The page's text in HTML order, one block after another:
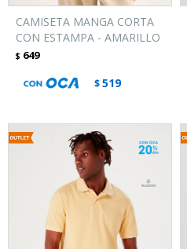
CAMISETA MANGA CORTA
CON ESTAMPA - AMARILLO
$ 649
$519